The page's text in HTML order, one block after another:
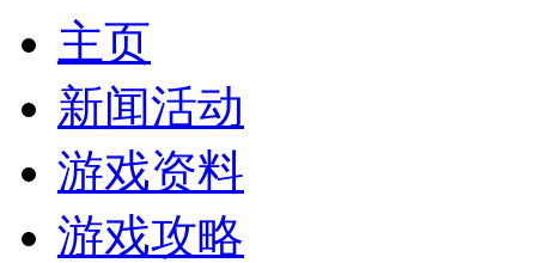
主页
新闻活动
游戏资料
游戏攻略